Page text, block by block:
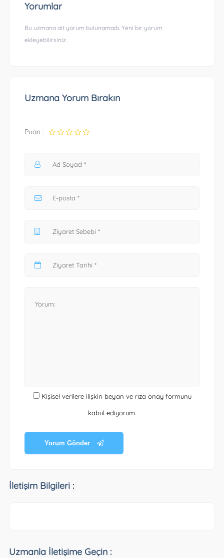
Yorumlar
Bu uzmana ait yorum bulunamadı. Yeni bir yorum
ekleyebilirsiniz.
Uzmana Yorum Bırakın
Puan :
Kişisel verilere ilişkin beyan ve rıza onay formunu
kabul ediyorum.
Yorum Gönder
İletişim Bilgileri :
Uzmanla İletişime Geçin :